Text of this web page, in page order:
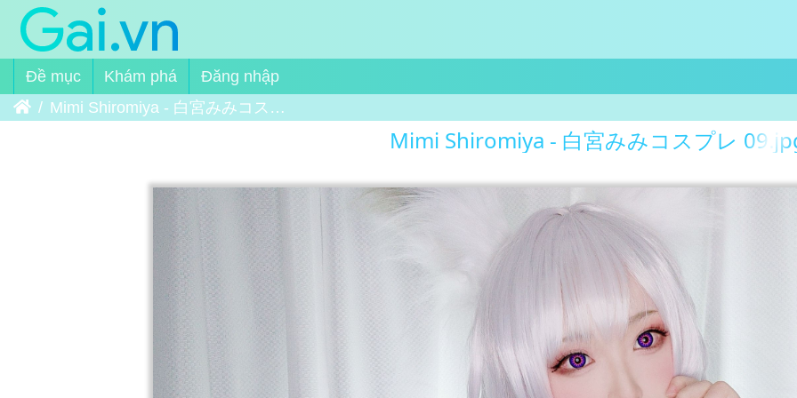
Đề mục Khám phá
Đăng nhập
Trang chủMimi Shiromiya - 白宮みみコスプレ 09
Mimi Shiromiya - 白宮みみコスプレ